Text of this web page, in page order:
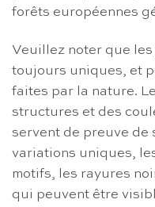
forêts européennes
Veuillez noter que les
toujours uniques, et
faites par la nature.
structures et des
servent de preuve de
variations uniques,
motifs, les rayures
qui peuvent être